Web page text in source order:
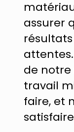
assurer
de
travail
faire, et